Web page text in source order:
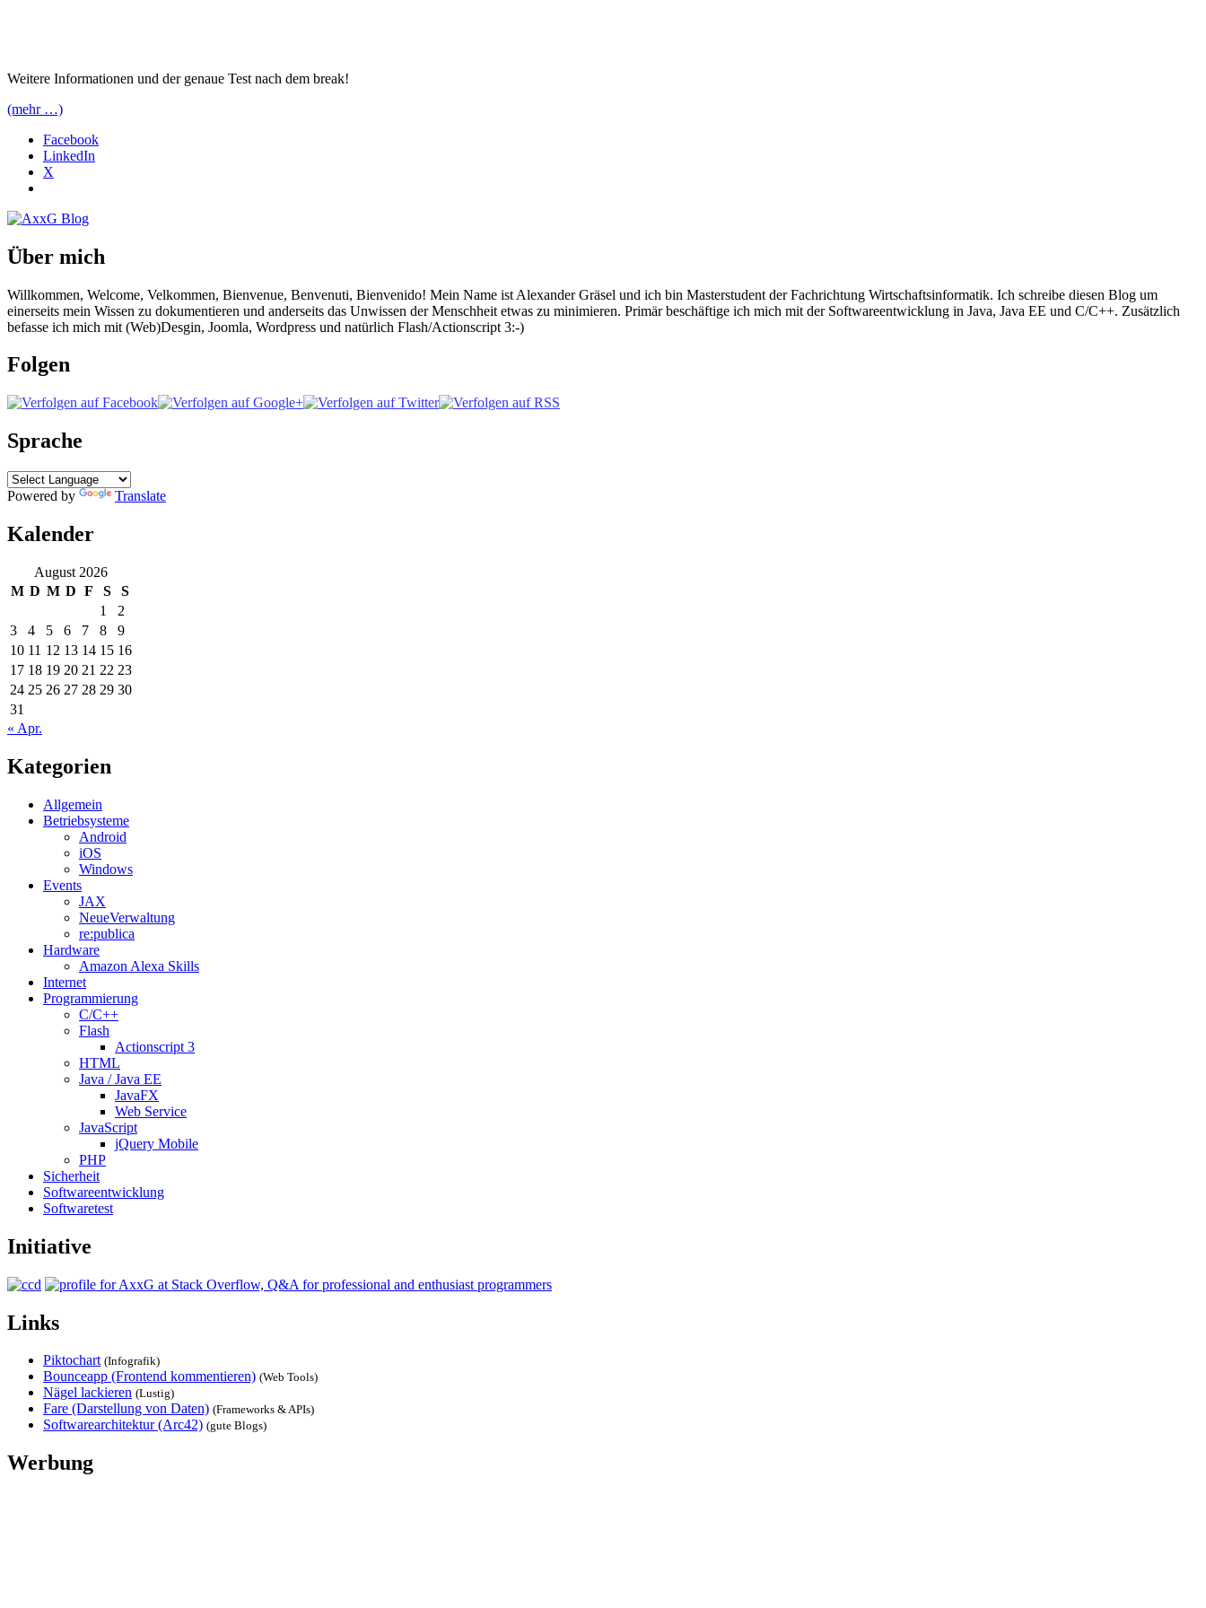
Weitere Informationen und der genaue Test nach dem break!
(mehr …)
Facebook
LinkedIn
X
Über mich
Willkommen, Welcome, Velkommen, Bienvenue, Benvenuti, Bienvenido! Mein Name ist Alexander Gräsel und ich bin Masterstudent der Fachrichtung Wirtschaftsinformatik. Ich schreibe diesen Blog um
einerseits mein Wissen zu dokumentieren und anderseits das Unwissen der Menschheit etwas zu minimieren. Primär beschäftige ich mich mit der Softwareentwicklung in Java, Java EE und C/C++. Zusätzlich
befasse ich mich mit (Web)Desgin, Joomla, Wordpress und natürlich Flash/Actionscript 3:-)
Folgen
Sprache
Powered by Translate
Kalender
August 2026
M D M D F S
S
1
2
3
4 5 6 7 8
9
10 11 12 13 14 15 16
17 18 19 20 21 22 23
24 25 26 27 28 29 30
31
« Apr.
Kategorien
Allgemein
Betriebsysteme
Android
iOS
Windows
Events
JAX
NeueVerwaltung
re:publica
Hardware
Amazon Alexa Skills
Internet
Programmierung
C/C++
Flash
Actionscript 3
HTML
Java / Java EE
JavaFX
Web Service
JavaScript
jQuery Mobile
PHP
Sicherheit
Softwareentwicklung
Softwaretest
Initiative
Links
Piktochart (Infografik)
Bounceapp (Frontend kommentieren) (Web Tools)
Nägel lackieren (Lustig)
Fare (Darstellung von Daten) (Frameworks & APIs)
Softwarearchitektur (Arc42) (gute Blogs)
Werbung